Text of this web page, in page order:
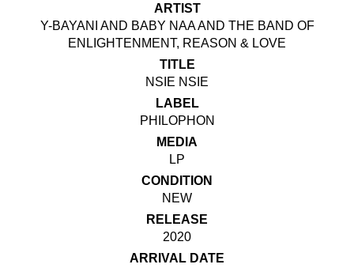
ARTIST
Y-BAYANI AND BABY NAA AND THE BAND OF
ENLIGHTENMENT, REASON & LOVE
TITLE
NSIE NSIE
LABEL
PHILOPHON
MEDIA
LP
CONDITION
NEW
RELEASE
2020
ARRIVAL DATE